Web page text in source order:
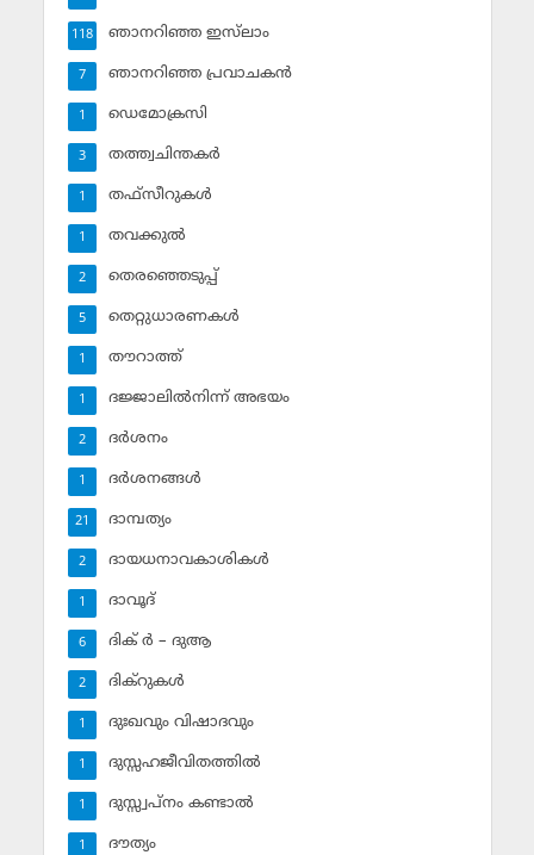
ഞാനറിഞ്ഞ ഇസ്‌ലാം
118
ഞാനറിഞ്ഞ പ്രവാചകന്‍
7
ഡെമോക്രസി
1
തത്ത്വചിന്തകര്‍
3
തഫ്‌സീറുകള്‍
1
തവക്കുല്‍
1
തെരഞ്ഞെടുപ്പ്
2
തെറ്റുധാരണകള്‍
5
തൗറാത്ത്
1
ദജ്ജാലില്‍നിന്ന് അഭയം
1
ദര്‍ശനം
2
ദര്‍ശനങ്ങള്‍
1
ദാമ്പത്യം
21
ദായധനാവകാശികള്‍
2
ദാവൂദ്‌
1
ദിക് ര്‍ – ദുആ
6
ദിക്‌റുകള്‍
2
ദുഃഖവും വിഷാദവും
1
ദുസ്സഹജീവിതത്തില്‍
1
ദുസ്സ്വപ്‌നം കണ്ടാല്‍
1
ദൗത്യം
1